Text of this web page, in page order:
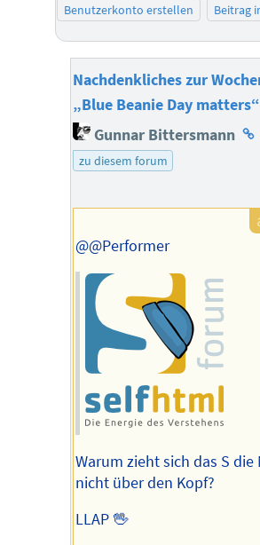
Benutzerkonto erstellen
Beitrag
Nachdenkliches zur
„Blue Beanie Day matters“
Gunnar Bittersmann
zu diesem forum
@@Performer
Warum zieht sich das S
nicht über den Kopf?
LLAP 🖖